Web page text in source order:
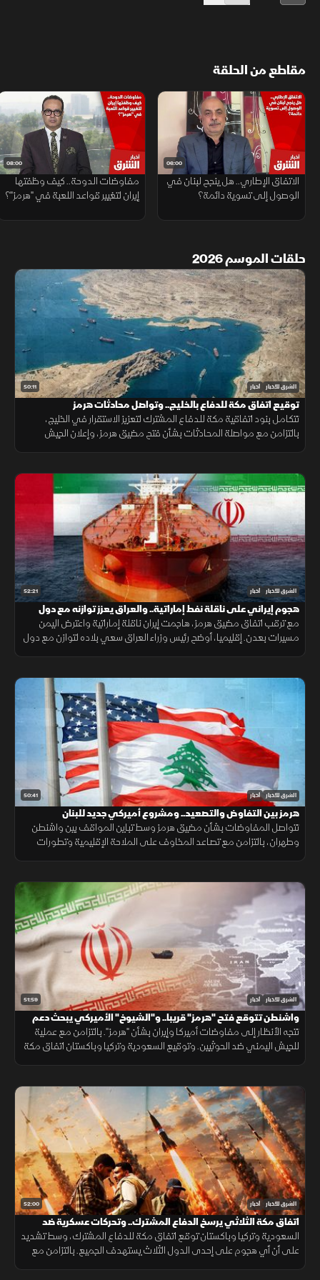
مقاطع من الحلقة
06:00
الاتفاق الإطاري.. هل ينجح لبنان في
الوصول إلى تسوية دائمة؟
08:00
مفاوضات الدوحة.. كيف وظفتها
إيران لتغيير قواعد اللعبة في "هرمز"؟
حلقات الموسم 2026
50:11 الشرق للأخبار أخبار
توقيع اتفاق مكة للدفاع بالخليج.. وتواصل محادثات هرمز
تتكامل بنود اتفاقية مكة للدفاع المشترك لتعزيز الاستقرار في الخليج،
بالتزامن مع مواصلة المحادثات بشأن فتح مضيق هرمز، وإعلان الجيش
52:21 الشرق للأخبار أخبار
هجوم إيراني على ناقلة نفط إماراتية.. والعراق يعزز توازنه مع دول
الجوار
مع ترقب اتفاق مضيق هرمز، هاجمت إيران ناقلة إماراتية واعترض اليمن
مسيرات بعدن. إقليميا، أوضح رئيس وزراء العراق سعي بلاده لتوازن مع دول
50:41 الشرق للأخبار أخبار
هرمز بين التفاوض والتصعيد.. ومشروع أميركي جديد للبنان
تتواصل المفاوضات بشأن مضيق هرمز وسط تباين المواقف بين واشنطن
وطهران، بالتزامن مع تصاعد المخاوف على الملاحة الإقليمية وتطورات
51:59 الشرق للأخبار أخبار
واشنطن تتوقع فتح "هرمز" قريبا.. و"الشيوخ" الأميركي يبحث دعم
لبنان
تتجه الأنظار إلى مفاوضات أميركا وإيران بشأن "هرمز". بالتزامن مع عملية
للجيش اليمني ضد الحوثيين. وتوقيع السعودية وتركيا وباكستان اتفاق مكة
52:00 الشرق للأخبار أخبار
اتفاق مكة الثلاثي يرسخ الدفاع المشترك.. وتحركات عسكرية ضد
الحوثيين
السعودية وتركيا وباكستان توقع اتفاق مكة للدفاع المشترك، وسط تشديد
على أن أي هجوم على إحدى الدول الثلاث يستهدف الجميع. بالتزامن مع